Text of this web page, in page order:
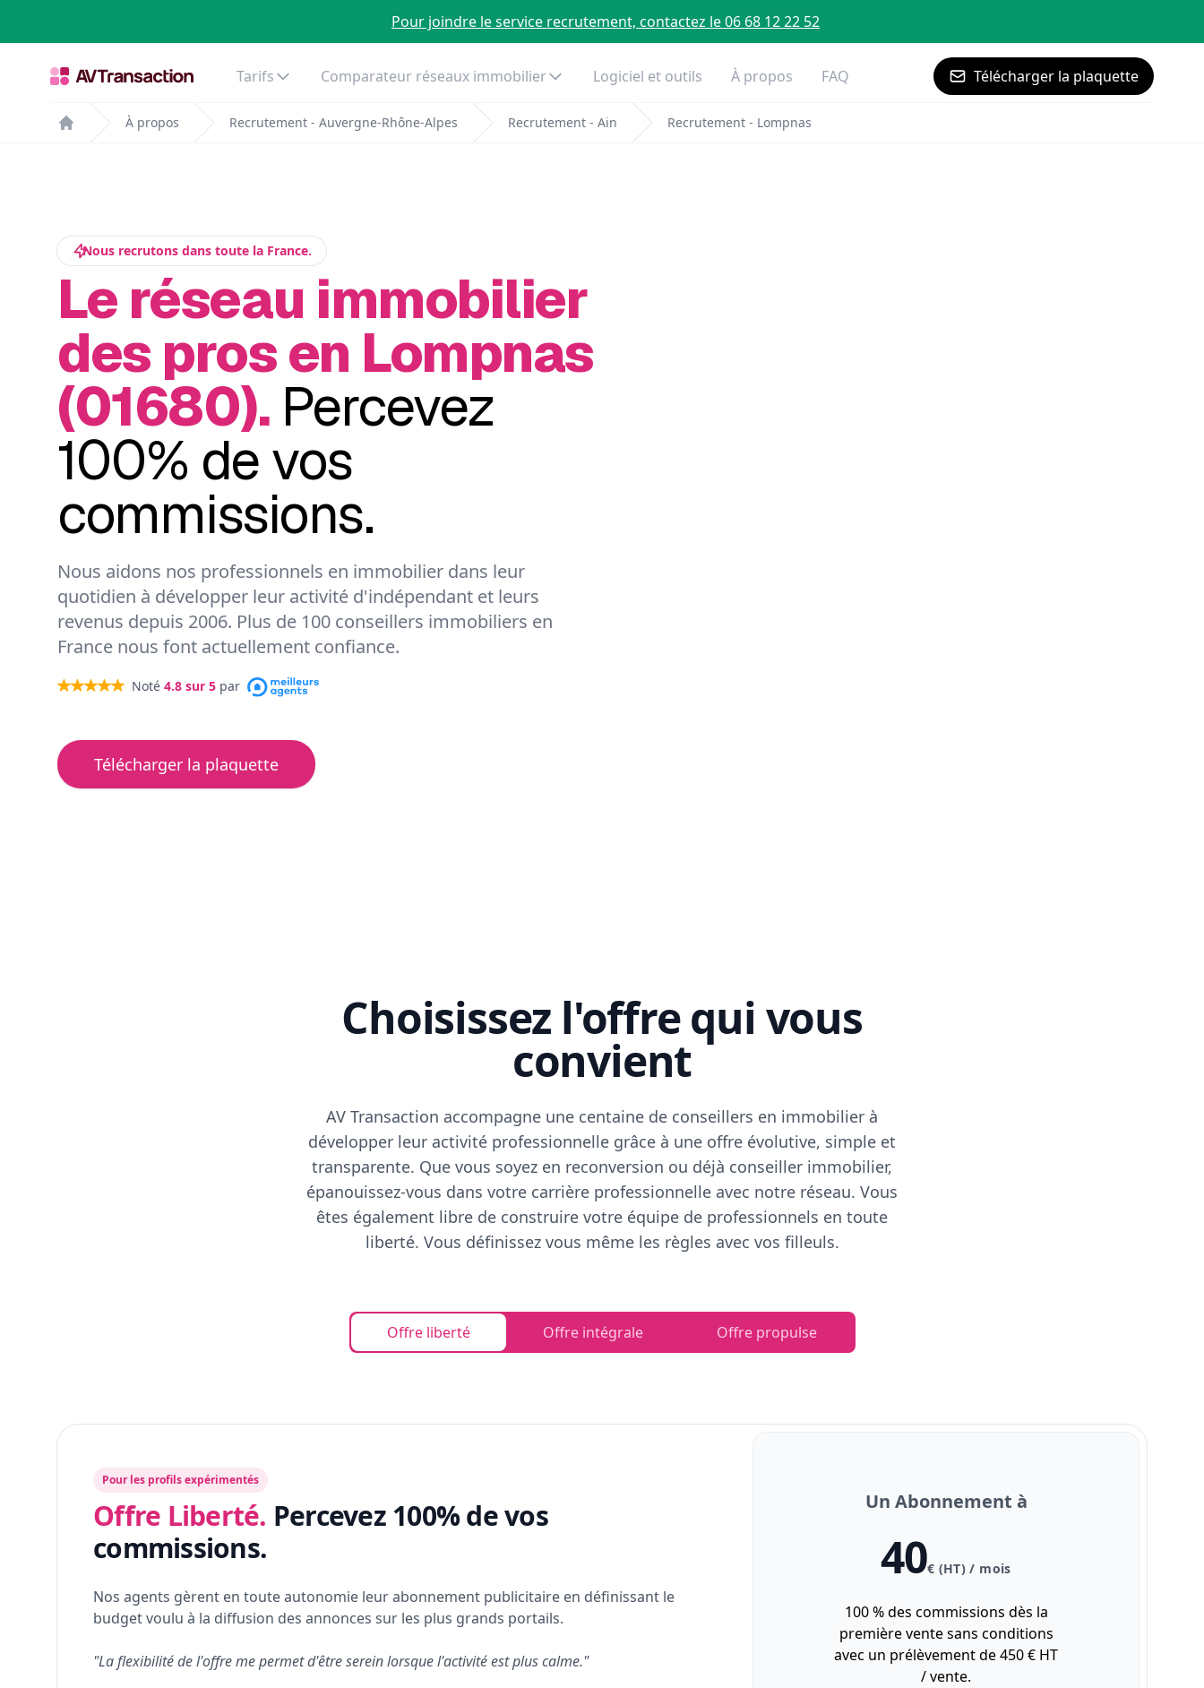
Pour joindre le service recrutement, contactez le 06 68 12 22 52
Tarifs Comparateur réseaux immobilier Logiciel et outils À propos FAQ Télécharger la plaquette
Home
À propos Recrutement - Auvergne-Rhône-Alpes Recrutement - Ain Recrutement - Lompnas
Nous recrutons dans toute la France.
Le réseau immobilier
des pros en Lompnas
(01680). Percevez
100% de vos
commissions.
Nous aidons nos professionnels en immobilier dans leur
quotidien à développer leur activité d'indépendant et leurs
revenus depuis 2006. Plus de 100 conseillers immobiliers en
France nous font actuellement confiance.
Noté 4.8 sur 5 par
Télécharger la plaquette
Choisissez l'offre qui vous
convient
AV Transaction accompagne une centaine de conseillers en immobilier à
développer leur activité professionnelle grâce à une offre évolutive, simple et
transparente. Que vous soyez en reconversion ou déjà conseiller immobilier,
épanouissez-vous dans votre carrière professionnelle avec notre réseau. Vous
êtes également libre de construire votre équipe de professionnels en toute
liberté. Vous définissez vous même les règles avec vos filleuls.
Offre liberté Offre intégrale Offre propulse
Pour les profils expérimentés
Offre Liberté. Percevez 100% de vos
commissions.
Nos agents gèrent en toute autonomie leur abonnement publicitaire en définissant le
budget voulu à la diffusion des annonces sur les plus grands portails.
"La flexibilité de l'offre me permet d'être serein lorsque l'activité est plus calme."
Un Abonnement à
40€ (HT) / mois
100 % des commissions dès la
première vente sans conditions
avec un prélèvement de 450 € HT
/ vente.